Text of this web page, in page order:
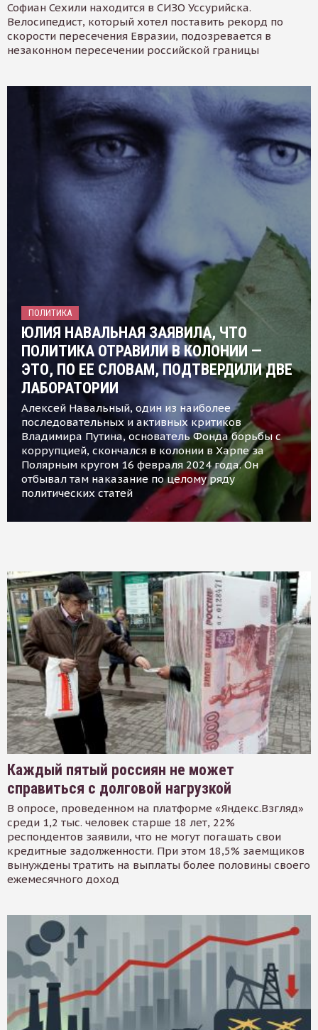
Софиан Сехили находится в СИЗО Уссурийска.
Велосипедист, который хотел поставить рекорд по
скорости пересечения Евразии, подозревается в
незаконном пересечении российской границы
ПОЛИТИКА
ЮЛИЯ НАВАЛЬНАЯ ЗАЯВИЛА, ЧТО
ПОЛИТИКА ОТРАВИЛИ В КОЛОНИИ —
ЭТО, ПО ЕЕ СЛОВАМ, ПОДТВЕРДИЛИ ДВЕ
ЛАБОРАТОРИИ
Алексей Навальный, один из наиболее
последовательных и активных критиков
Владимира Путина, основатель Фонда борьбы с
коррупцией, скончался в колонии в Харпе за
Полярным кругом 16 февраля 2024 года. Он
отбывал там наказание по целому ряду
политических статей
Каждый пятый россиян не может
справиться с долговой нагрузкой
В опросе, проведенном на платформе «Яндекс.Взгляд»
среди 1,2 тыс. человек старше 18 лет, 22%
респондентов заявили, что не могут погашать свои
кредитные задолженности. При этом 18,5% заемщиков
вынуждены тратить на выплаты более половины своего
ежемесячного доход